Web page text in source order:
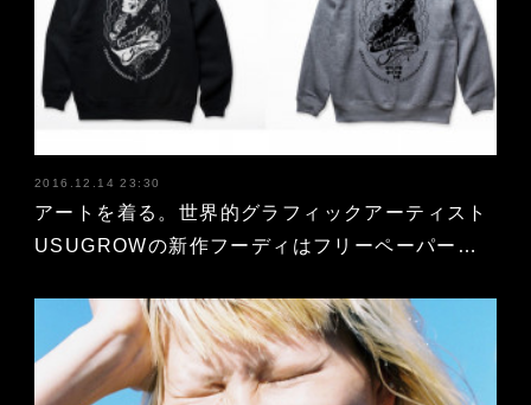
2016.12.14 23:30
アートを着る。世界的グラフィックアーティスト
USUGROWの新作フーディはフリーペーパー…